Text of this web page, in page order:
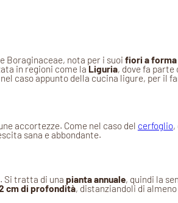
Boraginaceae, nota per i suoi fiori a
in regioni come laLiguria, dove fa parte
caso appunto della cucina ligure, per il
accortezze. Come nel caso del cerfoglio,
sana e abbondante.
Si tratta di una pianta annuale, quindi la
cm di profondità, distanziandoli di